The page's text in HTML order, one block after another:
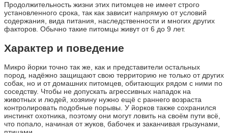
Продолжительность жизни этих питомцев не имеет строго
установленного срока, так как зависит напрямую от условий
содержания, вида питания, наследственности и многих других
факторов. Обычно такие питомцы живут от 6 до 9 лет.
Характер и поведение
Микро йорки точно так же, как и представители остальных
пород, надёжно защищают свою территорию не только от других
собак, но и от домашних питомцев, обитающих рядом с ними по
соседству. Чтобы не допускать агрессивных нападок на
животных и людей, хозяину нужно ещё с раннего возраста
контролировать подобные порывы. У йорков также сохранился
инстинкт охотника, поэтому они могут ловить на своём пути всё,
что попало, начиная от жуков, бабочек и заканчивая грызунами,